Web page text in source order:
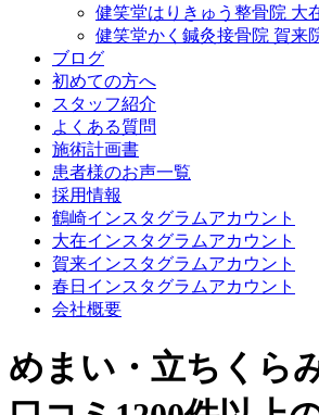
健笑堂はりきゅう整骨院 大
健笑堂かく鍼灸接骨院 賀来
ブログ
初めての方へ
スタッフ紹介
よくある質問
施術計画書
患者様のお声一覧
採用情報
鶴崎インスタグラムアカウント
大在インスタグラムアカウント
賀来インスタグラムアカウント
春日インスタグラムアカウント
会社概要
めまい・立ちくら